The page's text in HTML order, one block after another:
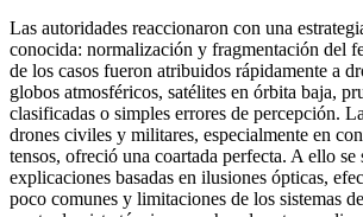
Las autoridades reaccionaron con una
conocida: normalización y fragmentación del
de los casos fueron atribuidos rápidamente a
globos atmosféricos, satélites en órbita baja,
clasificadas o simples errores de percepción.
drones civiles y militares, especialmente en
tensos, ofreció una coartada perfecta. A ello se
explicaciones basadas en ilusiones ópticas,
poco comunes y limitaciones de los sistemas